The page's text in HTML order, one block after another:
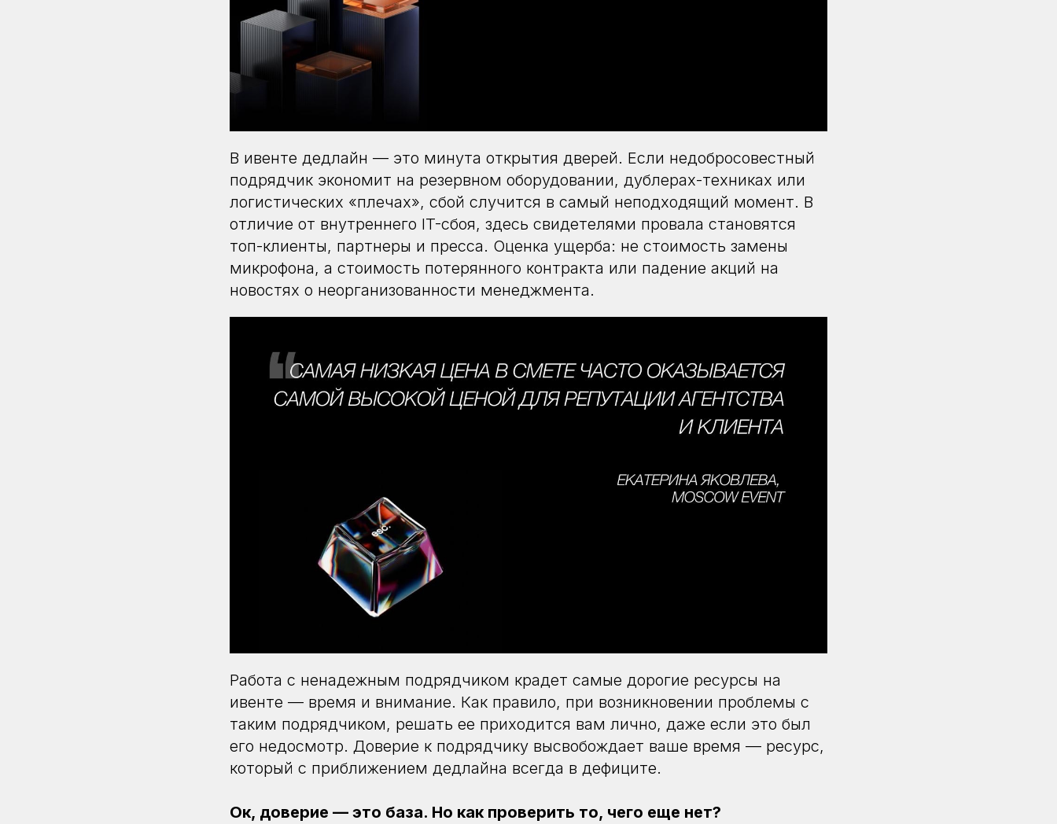
В ивенте дедлайн — это минута открытия дверей. Если недобросовестный
подрядчик экономит на резервном оборудовании, дублерах-техниках или
логистических «плечах», сбой случится в самый неподходящий момент. В
отличие от внутреннего IT-сбоя, здесь свидетелями провала становятся
топ-клиенты, партнеры и пресса. Оценка ущерба: не стоимость замены
микрофона, а стоимость потерянного контракта или падение акций на
новостях о неорганизованности менеджмента.
Работа с ненадежным подрядчиком крадет самые дорогие ресурсы на
ивенте — время и внимание. Как правило, при возникновении проблемы с
таким подрядчиком, решать ее приходится вам лично, даже если это был
его недосмотр. Доверие к подрядчику высвобождает ваше время — ресурс,
который с приближением дедлайна всегда в дефиците.
Ок, доверие — это база. Но как проверить то, чего еще нет?